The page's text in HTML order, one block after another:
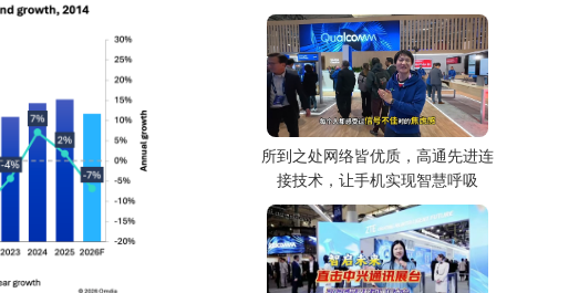
所到之处网络皆优质，高通先进连
接技术，让手机实现智慧呼吸